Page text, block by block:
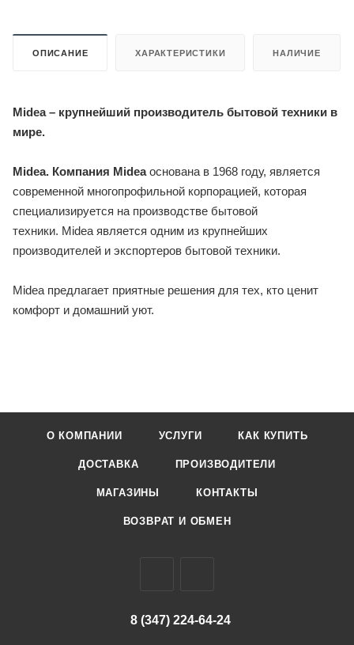
ОПИСАНИЕ ХАРАКТЕРИСТИКИ НАЛИЧИЕ
Midea – крупнейший производитель бытовой техники в
мире.
Midea. Компания Mideaоснована в 1968 году, является
современной многопрофильной корпорацией, которая
специализируется на производстве бытовой
техники. Midea является одним из крупнейших
производителей и экспортеров бытовой техники.
Midea предлагает приятные решения для тех, кто ценит
комфорт и домашний уют.
О КОМПАНИИ УСЛУГИ КАК КУПИТЬ
ДОСТАВКА ПРОИЗВОДИТЕЛИ
МАГАЗИНЫ КОНТАКТЫ
ВОЗВРАТ И ОБМЕН
8 (347) 224-64-24